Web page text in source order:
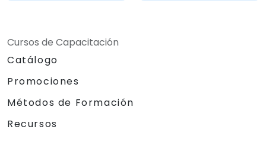
Cursos de Capacitación
Catálogo
Promociones
Métodos de Formación
Recursos